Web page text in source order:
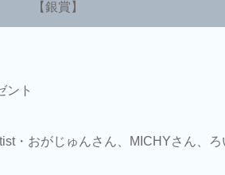
【銀賞】
ント
・おがじゅんさん、MICHYさん、ろ